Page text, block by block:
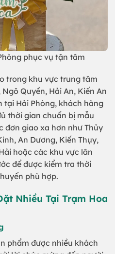
phục vụ tận tâm
trong khu vực trung tâm
Quyền, Hải An, Kiến An
tại Hải Phòng, khách hàng
thời gian chuẩn bị mẫu
đơn giao xa hơn như Thủy
An Dương, Kiến Thụy,
hoặc các khu vực lân
để được kiểm tra thời
phù hợp.
Nhiều Tại Trạm Hoa
phẩm được nhiều khách